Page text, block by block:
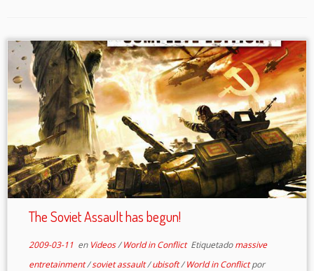
The Soviet Assault has begun!
2009-03-11en Videos/World in Conflict Etiquetadomassive
entretainment/soviet assault/ubisoft/World in Conflictpor